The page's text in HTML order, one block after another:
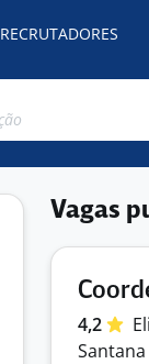
RECRUTADORES
Vagas
4,2